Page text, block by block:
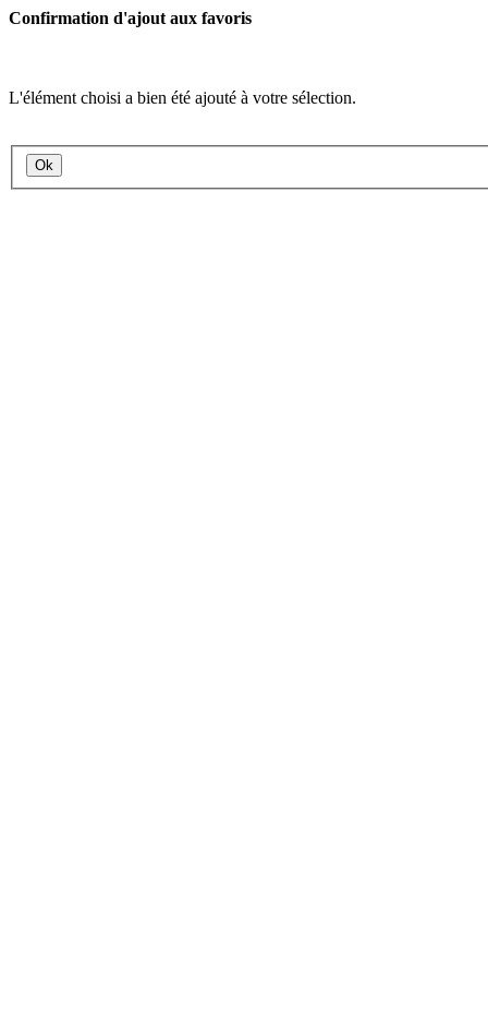
Confirmation d'ajout aux favoris
L'élément choisi a bien été ajouté à votre sélection.